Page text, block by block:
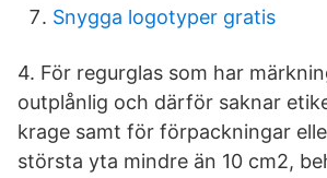
Snygga logotyper gratis
4. För regurglas som har
outplånlig och därför saknar
krage samt för förpackningar
största yta mindre än 10 cm2,